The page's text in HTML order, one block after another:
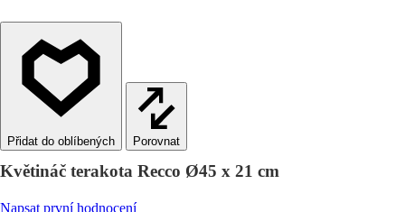
Porovnat
Květináč terakota Recco Ø45 x 21 cm
Napsat první hodnocení